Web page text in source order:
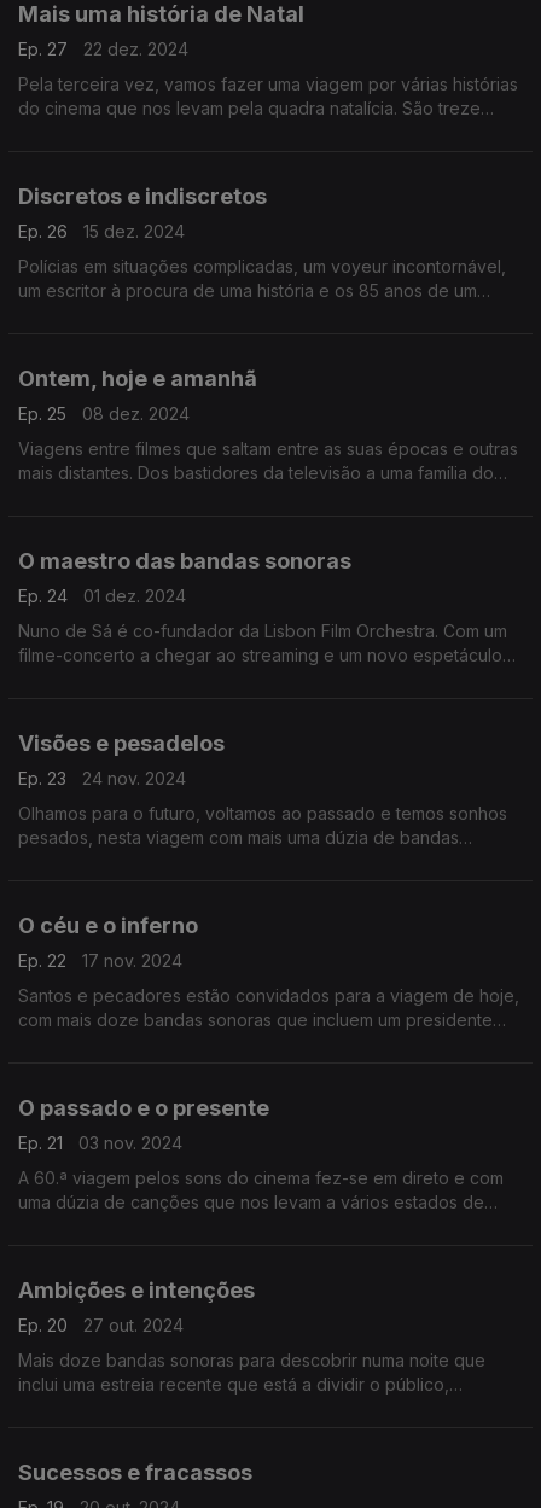
Mais uma história de Natal
Ep. 27
22 dez. 2024
Pela terceira vez, vamos fazer uma viagem por várias histórias
do cinema que nos levam pela quadra natalícia. São treze
Discretos e indiscretos
Ep. 26
15 dez. 2024
Polícias em situações complicadas, um voyeur incontornável,
um escritor à procura de uma história e os 85 anos de um
Ontem, hoje e amanhã
Ep. 25
08 dez. 2024
Viagens entre filmes que saltam entre as suas épocas e outras
mais distantes. Dos bastidores da televisão a uma família do
O maestro das bandas sonoras
Ep. 24
01 dez. 2024
Nuno de Sá é co-fundador da Lisbon Film Orchestra. Com um
filme-concerto a chegar ao streaming e um novo espetáculo
Visões e pesadelos
Ep. 23
24 nov. 2024
Olhamos para o futuro, voltamos ao passado e temos sonhos
pesados, nesta viagem com mais uma dúzia de bandas
O céu e o inferno
Ep. 22
17 nov. 2024
Santos e pecadores estão convidados para a viagem de hoje,
com mais doze bandas sonoras que incluem um presidente
O passado e o presente
Ep. 21
03 nov. 2024
A 60.ª viagem pelos sons do cinema fez-se em direto e com
uma dúzia de canções que nos levam a vários estados de
Ambições e intenções
Ep. 20
27 out. 2024
Mais doze bandas sonoras para descobrir numa noite que
inclui uma estreia recente que está a dividir o público,
Sucessos e fracassos